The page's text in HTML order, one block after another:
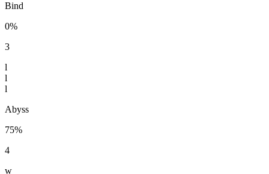
Bind
0%
3
l
l
l
Abyss
75%
4
w